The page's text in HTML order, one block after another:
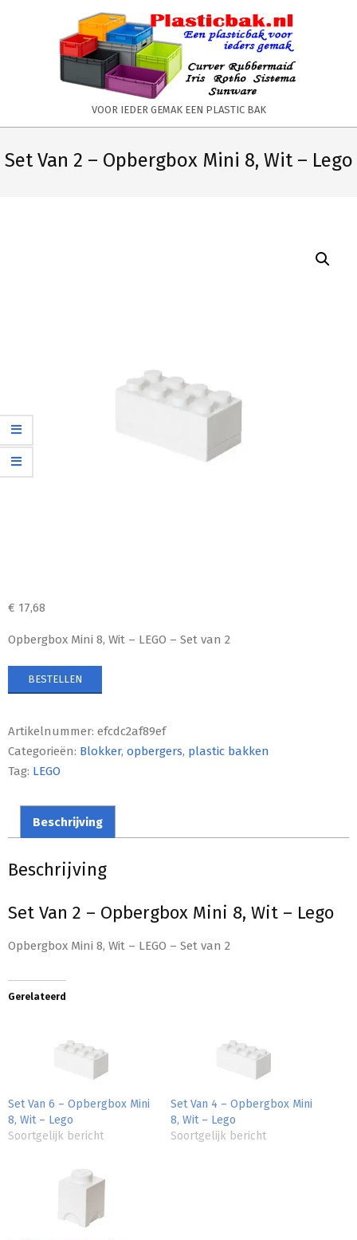
PLASTICBAK.NL
VOOR IEDER GEMAK EEN PLASTIC BAK
Navigation
Navigation
Set Van 2 – Opbergbox Mini 8, Wit – Lego
€ 17,68
Opbergbox Mini 8, Wit – LEGO – Set van 2
BESTELLEN
Artikelnummer: efcdc2af89ef
Categorieën: Blokker, opbergers, plastic bakken
Tag: LEGO
Beschrijving
Beschrijving
Set Van 2 – Opbergbox Mini 8, Wit – Lego
Opbergbox Mini 8, Wit – LEGO – Set van 2
Gerelateerd
Set Van 6 – Opbergbox Mini
8, Wit – Lego
Soortgelijk bericht
Set Van 4 – Opbergbox Mini
8, Wit – Lego
Soortgelijk bericht